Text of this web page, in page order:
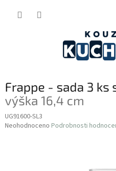
Frappe - sada 3 ks
výška 16,4 cm
UG91600-SL3
Průměrné
Neohodnoceno Podrobnosti